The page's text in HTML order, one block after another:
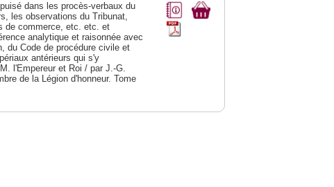
dans les procès-verbaux du
les observations du Tribunat,
de commerce, etc. etc. et
analytique et raisonnée avec
du Code de procédure civile et
antérieurs qui s'y
l'Empereur et Roi / par J.-G.
de la Légion d'honneur. Tome